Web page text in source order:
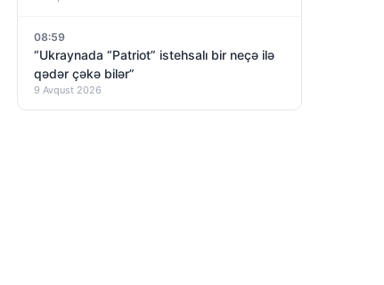
08:59
“Ukraynada “Patriot” istehsalı bir neçə ilə
qədər çəkə bilər”
9 Avqust 2026